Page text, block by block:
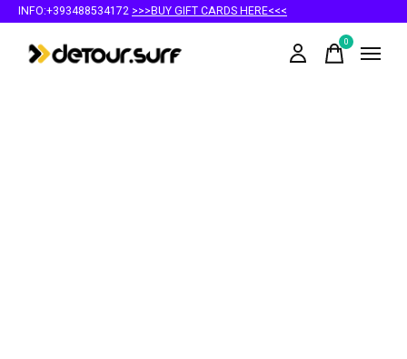
INFO:+393488534172 >>>BUY GIFT CARDS HERE<<<
0items